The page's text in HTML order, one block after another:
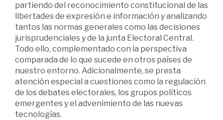
partiendo del reconocimiento constitucional de las
libertades de expresión e información y analizando
tantos las normas generales como las decisiones
jurisprudenciales y de la junta Electoral Central.
Todo ello, complementado con la perspectiva
comparada de lo que sucede en otros países de
nuestro entorno. Adicionalmente, se presta
atención especial a cuestiones como la regulación
de los debates electorales, los grupos políticos
emergentes y el advenimiento de las nuevas
tecnologías.